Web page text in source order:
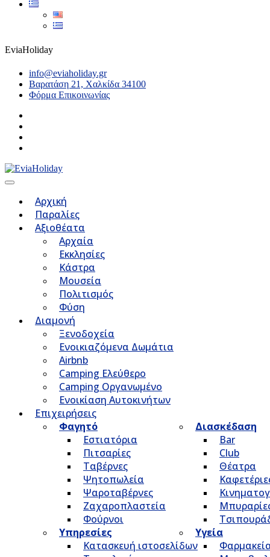
EviaHoliday
info@eviaholiday.gr
Βαρατάση 21, Χαλκίδα 34100
Φόρμα Επικοινωνίας
Αρχική
Παραλίες
Αξιοθέατα
Αρχαία
Εκκλησίες
Κάστρα
Μουσεία
Πολιτισμός
Φύση
Διαμονή
Ξενοδοχεία
Ενοικιαζόμενα Δωμάτια
Airbnb
Camping Ελεύθερο
Camping Οργανωμένο
Ενοικίαση Αυτοκινήτων
Επιχειρήσεις
Φαγητό
Εστιατόρια
Πιτσαρίες
Ταβέρνες
Ψητοπωλεία
Ψαροταβέρνες
Ζαχαροπλαστεία
Φούρνοι
Διασκέδαση
Bar
Club
Θέατρα
Υπηρεσίες
Κατασκευή ιστοσελίδων
Υγεία